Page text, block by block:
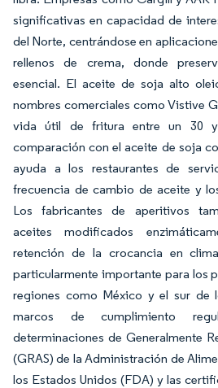
significativas en capacidad de
del Norte, centrándose en
rellenos de crema, donde
esencial. El aceite de soja alto
nombres comerciales como Vistive
vida útil de fritura entre un 30
comparación con el aceite de soja
ayuda a los restaurantes de
frecuencia de cambio de aceite y
Los fabricantes de aperitivos
aceites modificados
retención de la crocancia en
particularmente importante para los
regiones como México y el sur de
marcos de cumplimiento
determinaciones de Generalmente
(GRAS) de la Administración de
los Estados Unidos (FDA) y las